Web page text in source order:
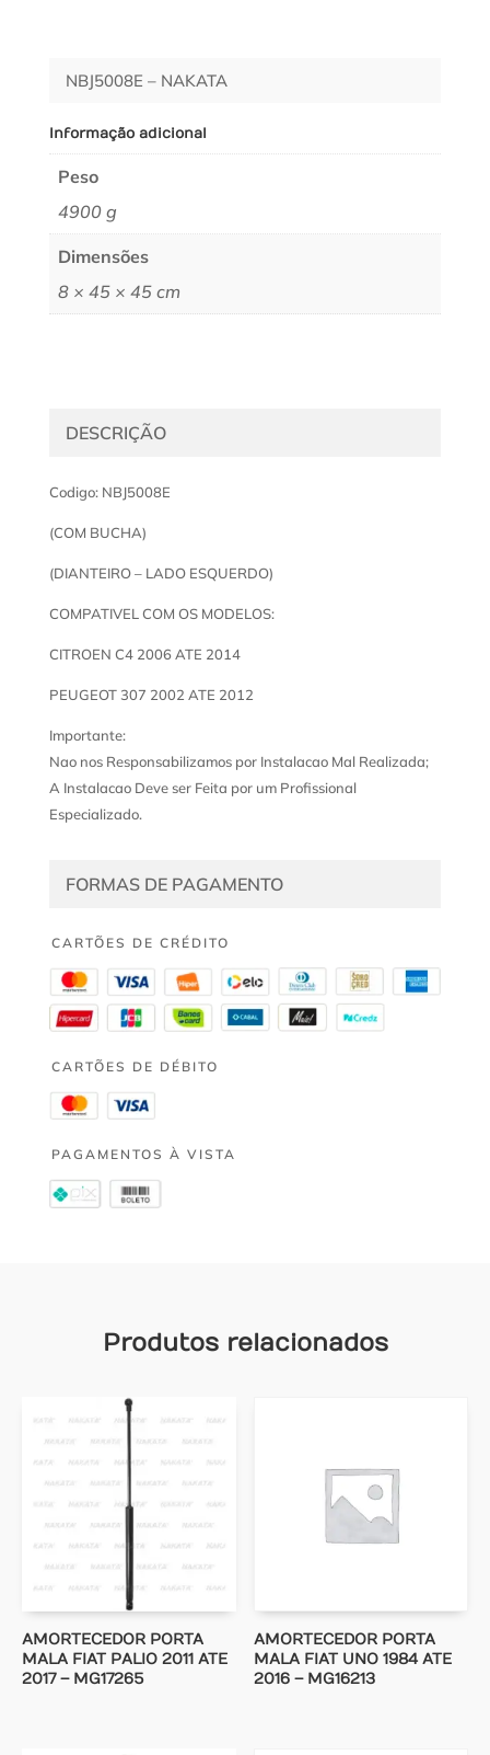
NBJ5008E – NAKATA
Informação adicional
Peso
4900 g
Dimensões
8 × 45 × 45 cm
DESCRIÇÃO
Codigo: NBJ5008E
(COM BUCHA)
(DIANTEIRO – LADO ESQUERDO)
COMPATIVEL COM OS MODELOS:
CITROEN C4 2006 ATE 2014
PEUGEOT 307 2002 ATE 2012
Importante:
Nao nos Responsabilizamos por Instalacao Mal Realizada;
A Instalacao Deve ser Feita por um Profissional
Especializado.
FORMAS DE PAGAMENTO
CARTÕES DE CRÉDITO
CARTÕES DE DÉBITO
PAGAMENTOS À VISTA
Produtos relacionados
AMORTECEDOR PORTA
MALA FIAT PALIO 2011 ATE
2017 – MG17265
AMORTECEDOR PORTA
MALA FIAT UNO 1984 ATE
2016 – MG16213